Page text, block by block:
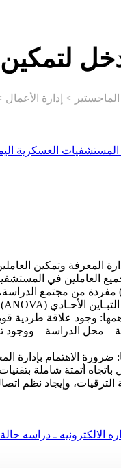
> إدارة الأعمال
العسكرية
المعرفة وتمكين
وتمثلت عينة الدراسة
وجود علاقة طردية
– محل الدراسة – ووجود
الاهتمام بإدارة
والعمل باتجاه
وإيجاد نظم
الالكترونيه ـ دراسه